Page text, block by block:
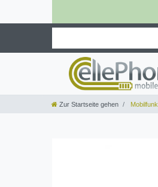
Zur Startseite gehen Mobilfunk